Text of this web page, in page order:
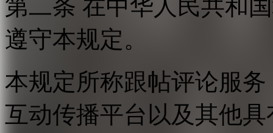
第二条 在中华人民共和
遵守本规定。
本规定所称跟帖评论服
互动传播平台以及其他